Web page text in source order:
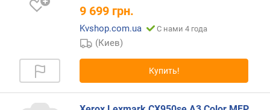
а
(
/
м
²
9 699 грн.
Kvshop.com.ua С нами 4 года
(Киев)
Купить!